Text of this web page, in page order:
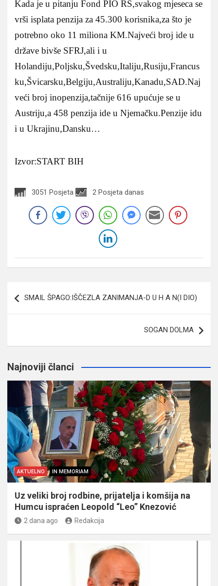
Kada je u pitanju Fond PIO RS,svakog mjeseca se
vrši isplata penzija za 45.300 korisnika,za što je
potrebno oko 11 miliona KM.Najveći broj ide u
države bivše SFRJ,ali i u
Holandiju,Poljsku,Švedsku,Italiju,Rusiju,Francus
ku,Švicarsku,Belgiju,Australiju,Kanadu,SAD.Naj
veći broj inopenzija,tačnije 616 upućuje se u
Austriju,a 458 penzija ide u Njemačku.Penzije idu
i u Ukrajinu,Dansku…
Izvor:START BIH
3051 Posjeta 2 Posjeta danas
članaka
SMAIL ŠPAGO:IŠČEZLA ZANIMANJA-D U H A N(I DIO)
SOGAN DOLMA
Najnoviji članci
AKTUELNO IN MEMORIAM
Uz veliki broj rodbine, prijatelja i komšija na
Humcu ispraćen Leopold “Leo” Knezović
2 dana ago Redakcija